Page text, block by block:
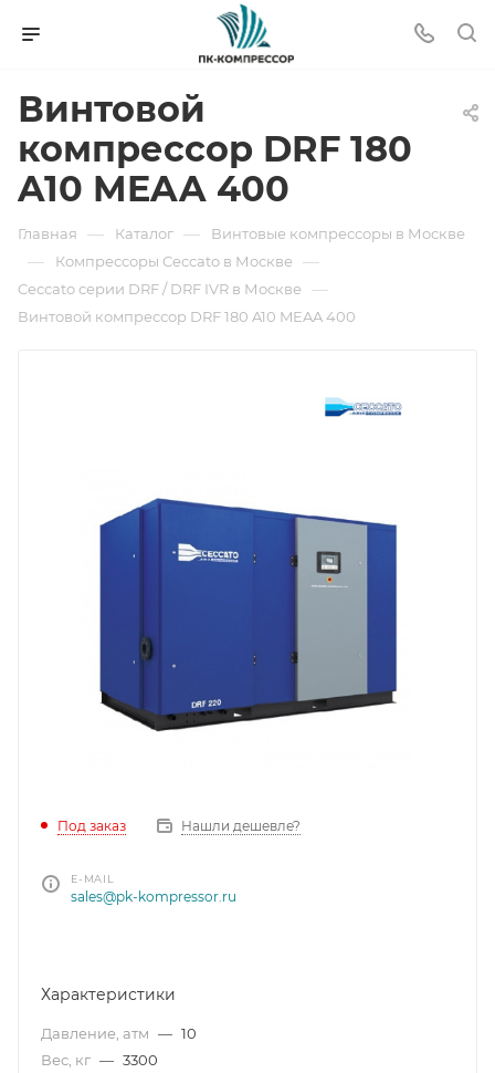
Винтовой
компрессор DRF 180
A10 MEAA 400
Главная — Каталог — Винтовые компрессоры в Москве
— Компрессоры Ceccato в Москве —
Ceccato серии DRF / DRF IVR в Москве —
Винтовой компрессор DRF 180 A10 MEAA 400
Под заказ Нашли дешевле?
E-MAIL
sales@pk-kompressor.ru
Характеристики
Давление, атм — 10
Вес, кг — 3300